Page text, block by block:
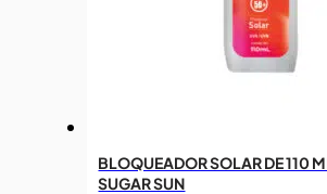
BLOQUEADOR SOLAR DE 110
SUGAR SUN